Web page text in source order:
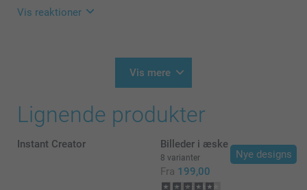
Varme hilsner
Vis reaktioner
vores colleection 100.
dine eventyr og lade dem fortælle deres egen
Tak fordi du har valgt at bestille med os 🩵
Vis mere
Lignende produkter
Instant Creator
Nye designs
Billeder i æske
8 varianter
Fra 199,00